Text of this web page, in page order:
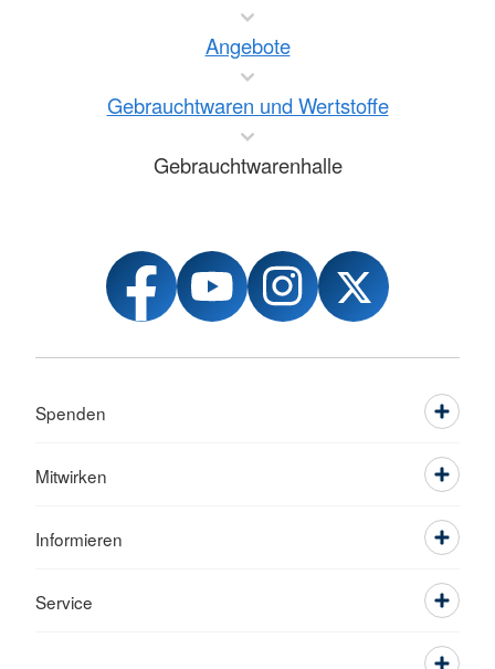
Angebote
Gebrauchtwaren und Wertstoffe
Gebrauchtwarenhalle
Spenden
Mitwirken
Informieren
Service